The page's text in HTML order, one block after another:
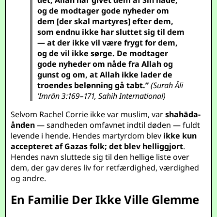
og de modtager gode nyheder om
dem [der skal martyres] efter dem,
som endnu ikke har sluttet sig til dem
— at der ikke vil være frygt for dem,
og de vil ikke sørge. De modtager
gode nyheder om nåde fra Allah og
gunst og om, at Allah ikke lader de
troendes belønning gå tabt.” (Surah Āli
’Imrān 3:169–171, Sahih International)
Selvom Rachel Corrie ikke var muslim, varshahāda-
ånden— sandheden omfavnet indtil døden — fuldt
levende i hende. Hendes martyrdom blev ikke kun
accepteret af Gazas folk; det blev helliggjort.
Hendes navn sluttede sig til den hellige liste over
dem, der gav deres liv for retfærdighed, værdighed
og andre.
En Familie Der Ikke Ville Glemme